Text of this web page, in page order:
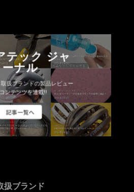
テック ジャ
ーナル
扱ブランドの製品レビュー
ンテンツを連載!!
記事一覧へ
扱ブランド